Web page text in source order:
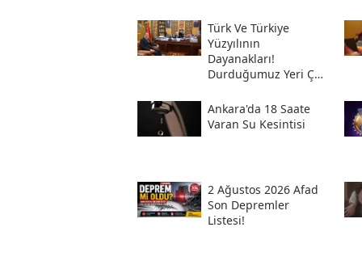
Türk Ve Türkiye
Yüzyılının
Dayanakları!
Durduğumuz Yeri Çok
Ankara'da 18 Saate
Varan Su Kesintisi
2 Ağustos 2026 Afad
Son Depremler
Listesi!